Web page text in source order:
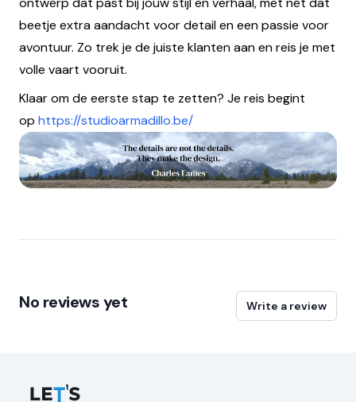
beetje extra aandacht voor detail en een passie voor
avontuur. Zo trek je de juiste klanten aan en reis je met
volle vaart vooruit.
Klaar om de eerste stap te zetten? Je reis begint
op https://studioarmadillo.be/
No reviews yet Write a review
Let's Connect